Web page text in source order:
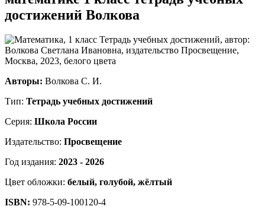
достижений Волкова
Авторы: Волкова С. И.
Тип: Тетрадь учебных достижений
Серия: Школа России
Издательство: Просвещение
Год издания: 2023 - 2026
Цвет обложки: белый, голубой, жёлтый
ISBN: 978-5-09-100120-4